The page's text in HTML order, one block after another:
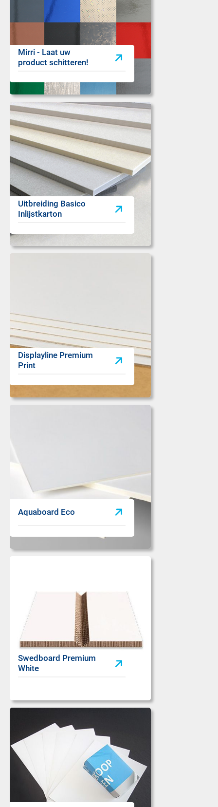
Mirri - Laat uw
product schitteren!
Uitbreiding Basico
Inlijstkarton
Displayline Premium
Print
Aquaboard Eco
Swedboard Premium
White